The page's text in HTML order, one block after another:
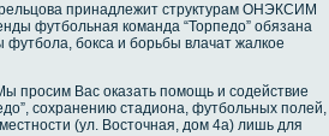
принадлежит структурам ОНЭКСИМ
футбольная команда “Торпедо” обязана
футбола, бокса и борьбы влачат жалкое
просим Вас оказать помощь и содействие
сохранению стадиона, футбольных полей,
(ул. Восточная, дом 4а) лишь для